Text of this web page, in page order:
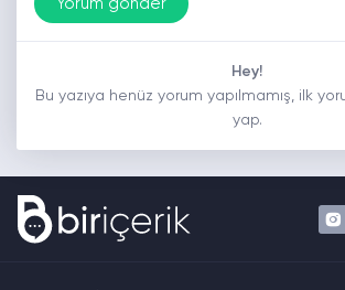
Hey!
Bu yazıya henüz yorum yapılmamış, ilk
yap.